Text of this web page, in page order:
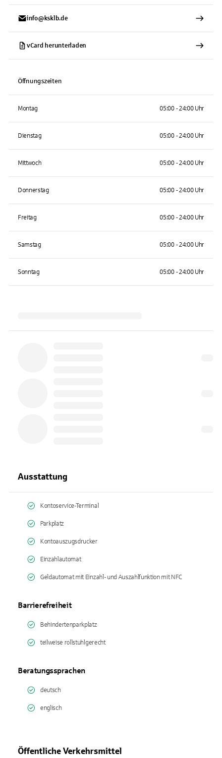
info@ksklb.de
vCard herunterladen
Öffnungszeiten
Montag 05:00 - 24:00 Uhr
Dienstag 05:00 - 24:00 Uhr
Mittwoch 05:00 - 24:00 Uhr
Donnerstag 05:00 - 24:00 Uhr
Freitag 05:00 - 24:00 Uhr
Samstag 05:00 - 24:00 Uhr
Sonntag 05:00 - 24:00 Uhr
Ausstattung
Kontoservice-Terminal
Parkplatz
Kontoauszugsdrucker
Einzahlautomat
Geldautomat mit Einzahl- und Auszahlfunktion mit NFC
Barrierefreiheit
Behindertenparkplatz
teilweise rollstuhlgerecht
Beratungssprachen
deutsch
englisch
Öffentliche Verkehrsmittel